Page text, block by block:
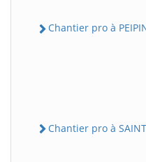
Chantier pro à
Chantier pro à